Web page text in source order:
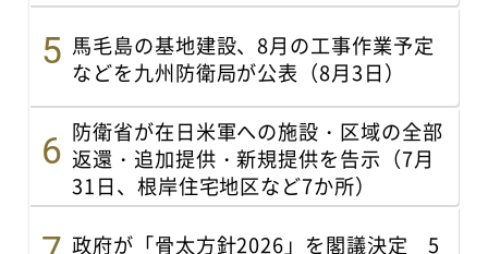
馬毛島の基地建設、8月の工事作業予定
などを九州防衛局が公表（8月3日）
防衛省が在日米軍への施設・区域の全部
返還・追加提供・新規提供を告示（7月
31日、根岸住宅地区など7か所）
政府が「骨太方針2026」を閣議決定 5